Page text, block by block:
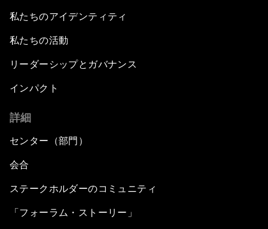
私たちのアイデンティティ
私たちの活動
リーダーシップとガバナンス
インパクト
詳細
センター（部門）
会合
ステークホルダーのコミュニティ
「フォーラム・ストーリー」